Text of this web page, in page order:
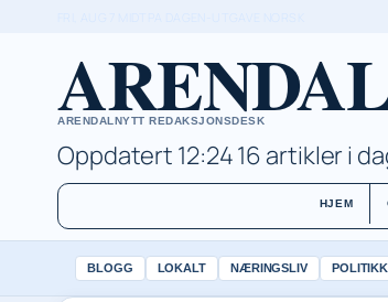
ARENDALNYTT REDAKSJONSDESK
Oppdatert 12:2416 artikler i
HJEM
BLOGG LOKALT NÆRINGSLIV POLITIKK